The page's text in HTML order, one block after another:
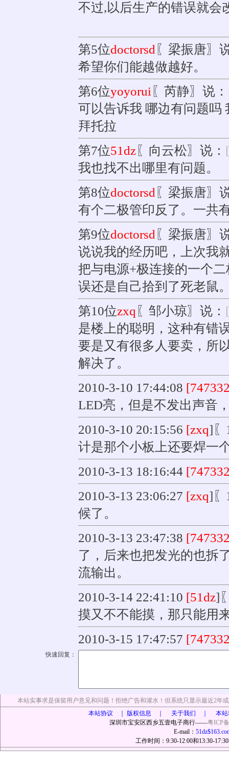
不过,以后生产的错误就会
第5位doctorsd 〖梁振唐〗
希望你们能越做越好。
第6位yoyorui 〖芮静〗说：
可以告诉我 哪边有问题吗
拜托拉
第7位51dz 〖向云松〗说：
我也找不出哪里有问题。
第8位doctorsd 〖梁振唐〗
有个二极管印反了。一共
第9位doctorsd 〖梁振唐〗
说说我的经历吧，上次我
把与电源+极连接的一个
误还是自己拾到了死老鼠
第10位zxq 〖邹小琼〗说：
是楼上的聪明，这种有错
要是又有很多人要卖，所
解决了。
2010-3-10 17:44:08
LED亮，但是不发出声音
2010-3-10 20:15:56 [zxq]〖
计是那个小板上还要焊一
2010-3-13 18:16:44
2010-3-13 23:06:27 [zxq]〖
候了。
2010-3-13 23:47:38
了，后来也把发光的也拆
流输出。
2010-3-14 22:41:10 [51dz]
摸又不不能摸，那只能用
2010-3-15 17:47:57
快速回复：
本站实事求是保留用户意见和问题！拒绝广告和灌水！但系统只显示最近2年
本站协议 ｜
版权信息 ｜ 关于我们 ｜ 本
深圳市宝安区西乡五壹电子商行——粤ICP
E-mail：
工作时间：9:30-12:00和13:30-